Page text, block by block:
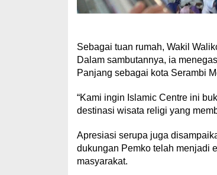
Sebagai tuan rumah, Wakil
Dalam sambutannya, ia
Panjang sebagai kota Serambi
“Kami ingin Islamic Centre ini
destinasi wisata religi yang
Apresiasi serupa juga
dukungan Pemko telah menjadi
masyarakat.